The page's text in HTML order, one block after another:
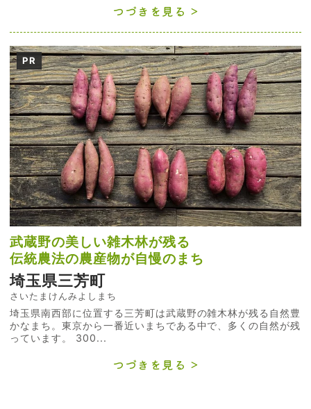
つづきを見る
PR
武蔵野の美しい雑木林が残る
伝統農法の農産物が自慢のまち
埼玉県三芳町
さいたまけんみよしまち
埼玉県南西部に位置する三芳町は武蔵野の雑木林が残る自然豊
かなまち。東京から一番近いまちである中で、多くの自然が残
っています。 300...
つづきを見る